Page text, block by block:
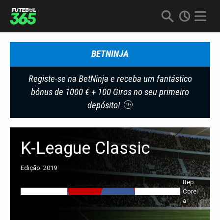
BETNINJA
Registe-se na BetNinja e receba um fantástico
bónus de 1000 € + 100 Giros no seu primeiro
depósito!
18+
K-League Classic
Edição: 2019
Rep.
Corei
A